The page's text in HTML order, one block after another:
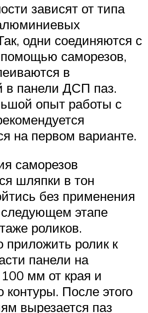
зависят от типа
одни соединяются с
саморезов,
в
в панели ДСП паз.
опыт работы с
на первом варианте.
саморезов
шляпки в тон
без применения
этапе
роликов.
приложить ролик к
панели на
мм от края и
контуры. После этого
вырезается паз